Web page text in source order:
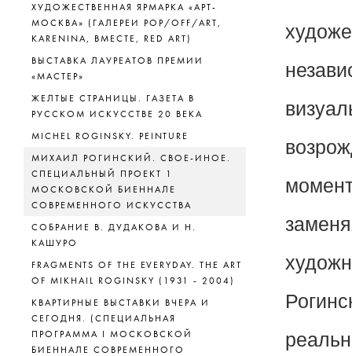
ХУДОЖЕСТВЕННАЯ ЯРМАРКА «АРТ-
МОСКВА» (ГАЛЕРЕИ POP/OFF/ART,
KARENINA, ВМЕСТЕ, RED ART)
ВЫСТАВКА ЛАУРЕАТОВ ПРЕМИИ
«МАСТЕР»
ЖЕЛТЫЕ СТРАНИЦЫ. ГАЗЕТА В
РУССКОМ ИСКУССТВЕ 20 ВЕКА
MICHEL ROGINSKY. PEINTURE
МИХАИЛ РОГИНСКИЙ. СВОЕ-ИНОЕ.
СПЕЦИАЛЬНЫЙ ПРОЕКТ 1
МОСКОВСКОЙ БИЕННАЛЕ
СОВРЕМЕННОГО ИСКУССТВА
СОБРАНИЕ В. ДУДАКОВА И Н.
КАШУРО
FRAGMENTS OF THE EVERYDAY. THE ART
OF MIKHAIL ROGINSKY (1931 - 2004)
КВАРТИРНЫЕ ВЫСТАВКИ ВЧЕРА И
СЕГОДНЯ. (СПЕЦИАЛЬНАЯ
ПРОГРАММА I МОСКОВСКОЙ
БИЕННАЛЕ СОВРЕМЕННОГО